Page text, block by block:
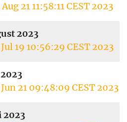
21 11:58:11 CEST 2023
2023
19 10:56:29 CEST 2023
21 09:48:09 CEST 2023
2023